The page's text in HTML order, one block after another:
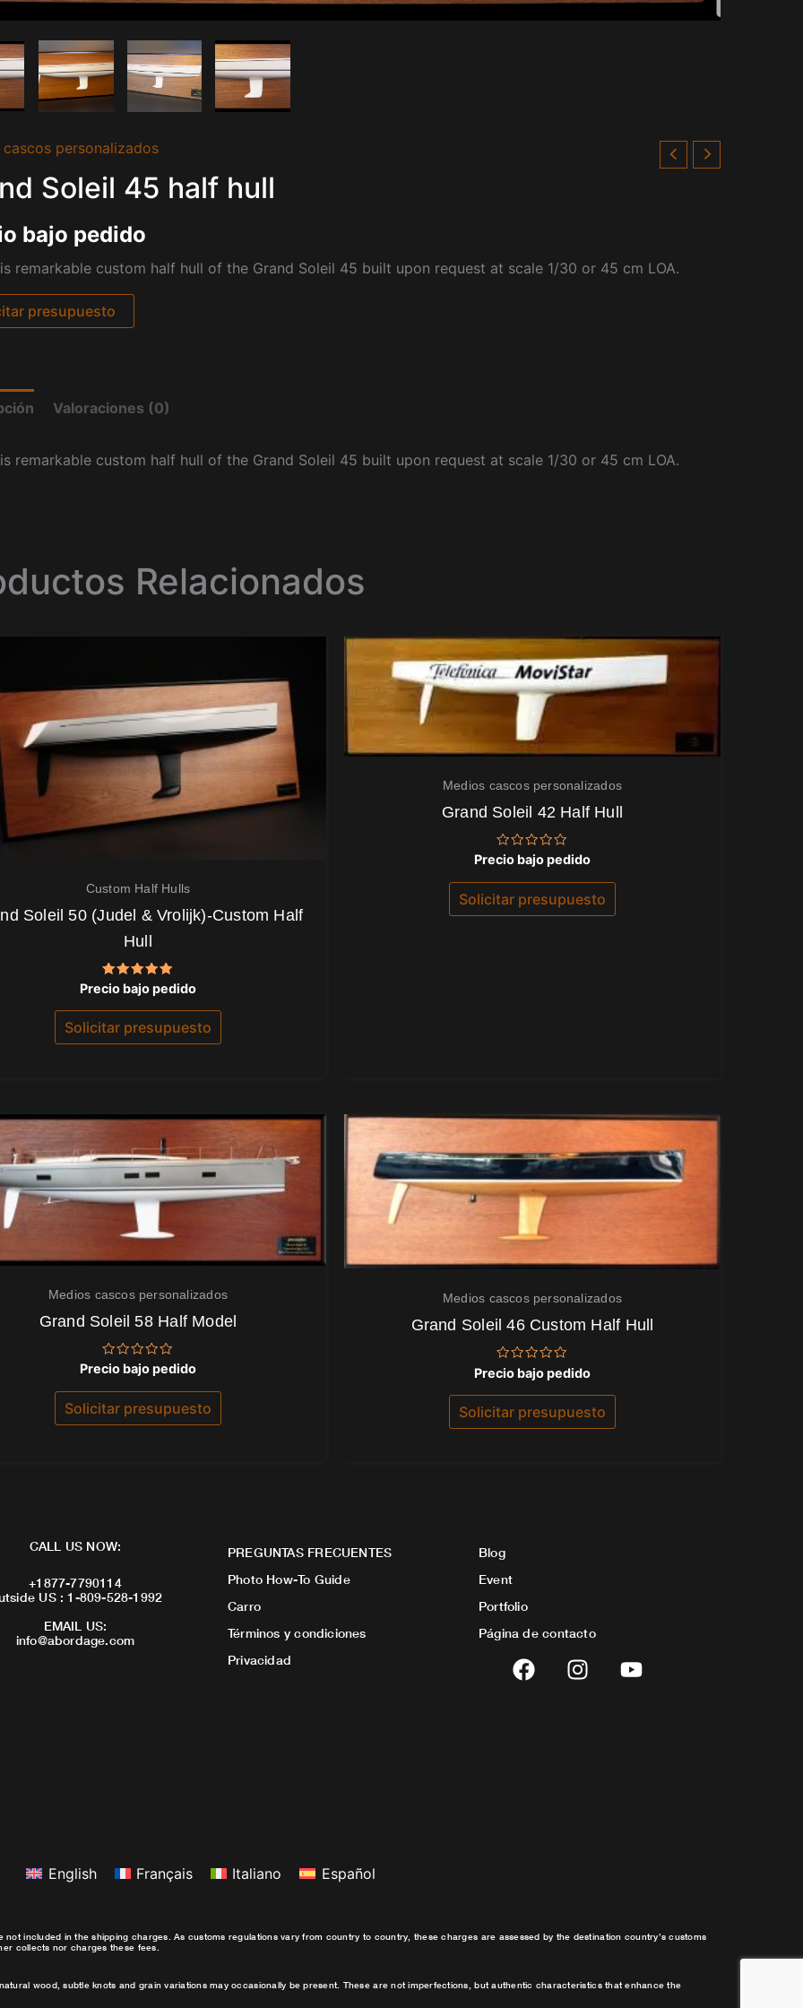
personalizados
Soleil 45 half hull
bajo pedido
remarkable custom half hull of the Grand Soleil 45 built upon request at scale 1/30 or 45 cm LOA.
presupuesto
Valoraciones (0)
remarkable custom half hull of the Grand Soleil 45 built upon request at scale 1/30 or 45 cm LOA.
Relacionados
Custom Half Hulls
Soleil 50 (Judel & Vrolijk)-Custom Half
Hull
Valorado
con
5.00
Precio bajo pedido
Solicitar presupuesto
Medios cascos personalizados
Grand Soleil 42 Half Hull
Valorado
con
0
de
5
Precio bajo pedido
Solicitar presupuesto
Medios cascos personalizados
Grand Soleil 58 Half Model
Valorado
con
0
de
5
Precio bajo pedido
Solicitar presupuesto
Medios cascos personalizados
Grand Soleil 46 Custom Half Hull
Valorado
con
0
de
5
Precio bajo pedido
Solicitar presupuesto
CALL US NOW:
+1877-7790114
US : 1-809-528-1992
EMAIL US:
info@abordage.com
PREGUNTAS FRECUENTES
Photo How-To Guide
Carro
Términos y condiciones
Privacidad
Blog
Event
Portfolio
Página de contacto
F
a
I
n
Y
o
English Français Italiano Español
included in the shipping charges. As customs regulations vary from country to country, these charges are assessed by the destination country’s customs
collects nor charges these fees.
wood, subtle knots and grain variations may occasionally be present. These are not imperfections, but authentic characteristics that enhance the